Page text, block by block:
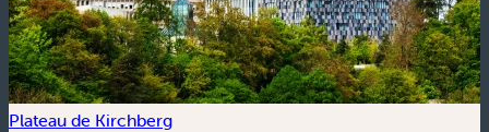
Plateau de Kirchberg